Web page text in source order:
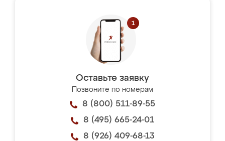
Оставьте заявку
Позвоните по номерам
8 (800) 511-89-55
8 (495) 665-24-01
8 (926) 409-68-13